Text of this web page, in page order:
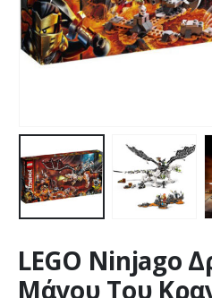
LEGO Ninjago
Μάγου Του